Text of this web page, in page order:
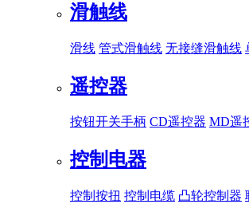
滑触线
滑线 管式滑触线 无接缝滑触线
遥控器
按钮开关手柄 CD遥控器 MD遥
控制电器
控制按扭 控制电缆 凸轮控制器